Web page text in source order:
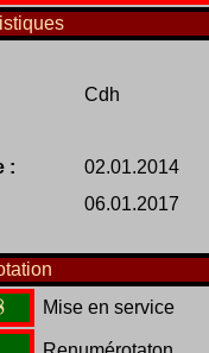
Cdh
:
02.01.2014
06.01.2017
Mise en service